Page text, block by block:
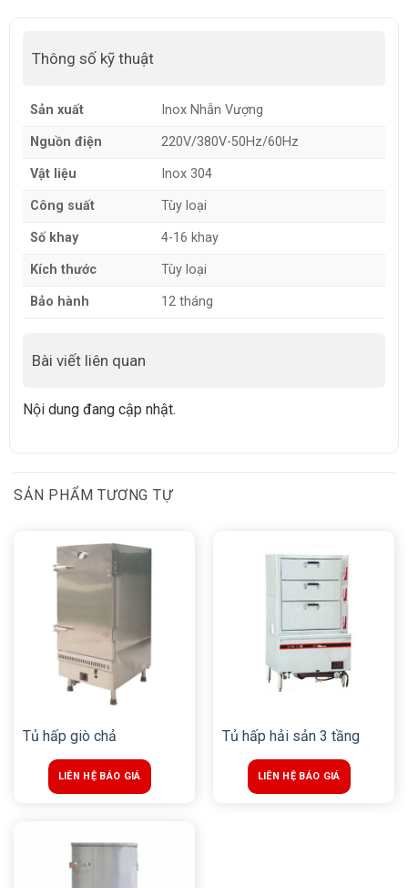
Thông số kỹ thuật
Sản xuất Inox Nhẫn Vượng
Nguồn điện 220V/380V-50Hz/60Hz
Vật liệu Inox 304
Công suất Tùy loại
Số khay 4-16 khay
Kích thước Tùy loại
Bảo hành 12 tháng
Bài viết liên quan
Nội dung đang cập nhật.
SẢN PHẨM TƯƠNG TỰ
Tủ hấp giò chả
LIÊN HỆ BÁO GIÁ
Tủ hấp hải sản 3 tầng
LIÊN HỆ BÁO GIÁ